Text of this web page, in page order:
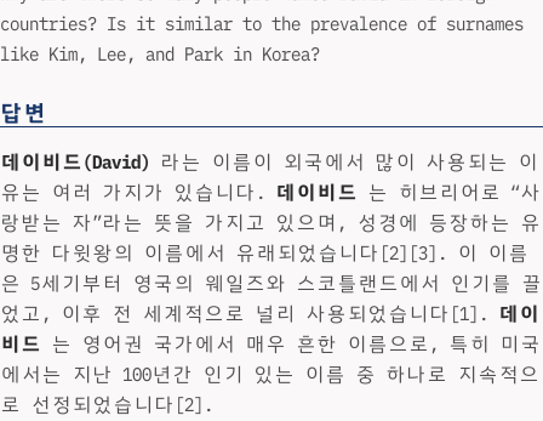
countries? Is it similar to the prevalence of surnames
like Kim, Lee, and Park in Korea?
답변
데이비드(David)
라는 이름이 외국에서 많이 사용되는 이
유는 여러 가지가 있습니다.
데이비드
는 히브리어로 “사
랑받는 자”라는 뜻을 가지고 있으며, 성경에 등장하는 유
명한 다윗왕의 이름에서 유래되었습니다[2][3]. 이 이름
은 5세기부터 영국의 웨일즈와 스코틀랜드에서 인기를 끌
었고, 이후 전 세계적으로 널리 사용되었습니다[1].
데이
비드
는 영어권 국가에서 매우 흔한 이름으로, 특히 미국
에서는 지난 100년간 인기 있는 이름 중 하나로 지속적으
로 선정되었습니다[2].